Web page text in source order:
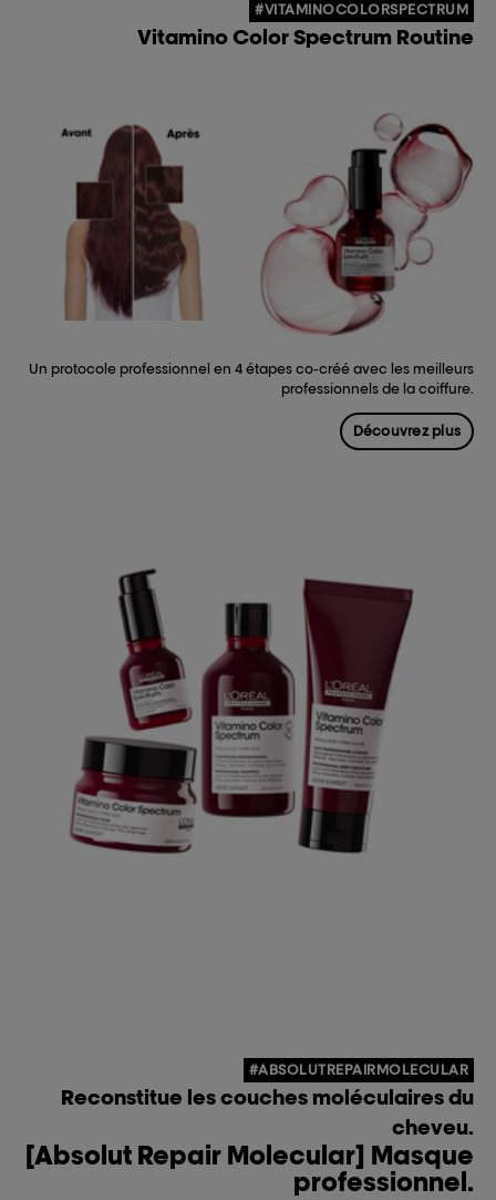
#VITAMINOCOLORSPECTRUM
Vitamino Color Spectrum Routine
Un protocole professionnel en 4 étapes co-créé avec les meilleurs
professionnels de la coiffure.
Découvrez plus
#ABSOLUTREPAIRMOLECULAR
Reconstitue les couches moléculaires du
cheveu.
[Absolut Repair Molecular] Masque
professionnel.